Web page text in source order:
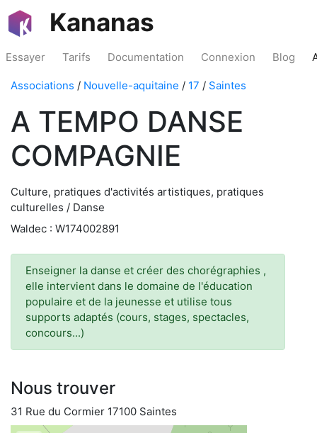
Kananas
Essayer Tarifs Documentation Connexion Blog
Associations / Nouvelle-aquitaine / 17 / Saintes
A TEMPO DANSE
COMPAGNIE
Culture, pratiques d'activités artistiques, pratiques
culturelles / Danse
Waldec : W174002891
Enseigner la danse et créer des chorégraphies ,
elle intervient dans le domaine de l'éducation
populaire et de la jeunesse et utilise tous
supports adaptés (cours, stages, spectacles,
concours...)
Nous trouver
31 Rue du Cormier 17100 Saintes